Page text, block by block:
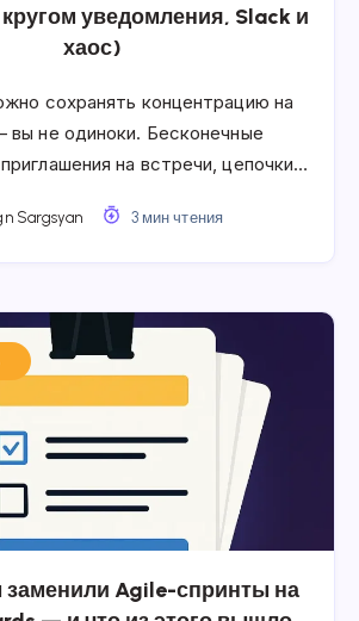
уведомления, Slack и
хаос)
сохранять концентрацию на
вы не одиноки. Бесконечные
на встречи, цепочки…
Sargsyan 3 мин чтения
Agile-спринты на